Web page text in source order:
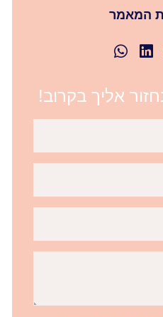
המאמר
אליך בקרוב!